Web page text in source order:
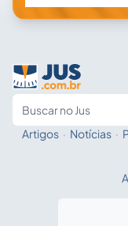
Artigos · Notícias ·